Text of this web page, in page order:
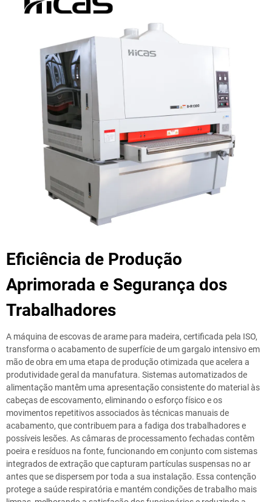
Eficiência de Produção
Aprimorada e Segurança dos
Trabalhadores
A máquina de escovas de arame para madeira, certificada pela ISO,
transforma o acabamento de superfície de um gargalo intensivo em
mão de obra em uma etapa de produção otimizada que acelera a
produtividade geral da manufatura. Sistemas automatizados de
alimentação mantêm uma apresentação consistente do material às
cabeças de escovamento, eliminando o esforço físico e os
movimentos repetitivos associados às técnicas manuais de
acabamento, que contribuem para a fadiga dos trabalhadores e
possíveis lesões. As câmaras de processamento fechadas contêm
poeira e resíduos na fonte, funcionando em conjunto com sistemas
integrados de extração que capturam partículas suspensas no ar
antes que se dispersem por toda a sua instalação. Essa contenção
protege a saúde respiratória e mantém condições de trabalho mais